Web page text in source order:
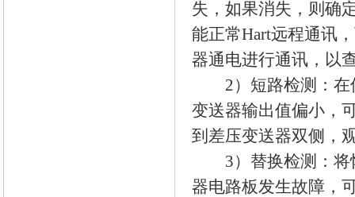
失，如果消失，则确
能正常Hart远程通讯
器通电进行通讯，以
2）短路检测：在
变送器输出值偏小，
到差压变送器双侧，
3）替换检测：将
器电路板发生故障，